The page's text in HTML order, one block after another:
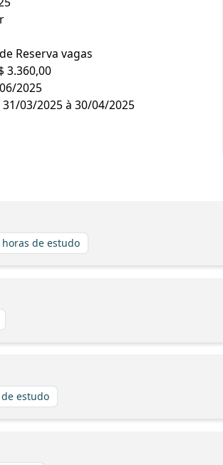
Reserva vagas
3.360,00
2025
03/2025 à 30/04/2025
horas de estudo
estudo